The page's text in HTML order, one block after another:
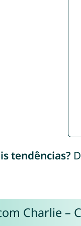
tendências?
Charlie –